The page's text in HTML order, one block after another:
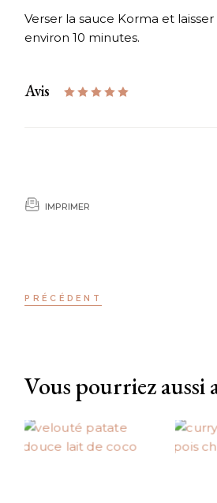
Verser la sauce Korma et
environ 10 minutes.
Avis
IMPRIMER
PRÉCÉDENT
Vous pourriez aussi